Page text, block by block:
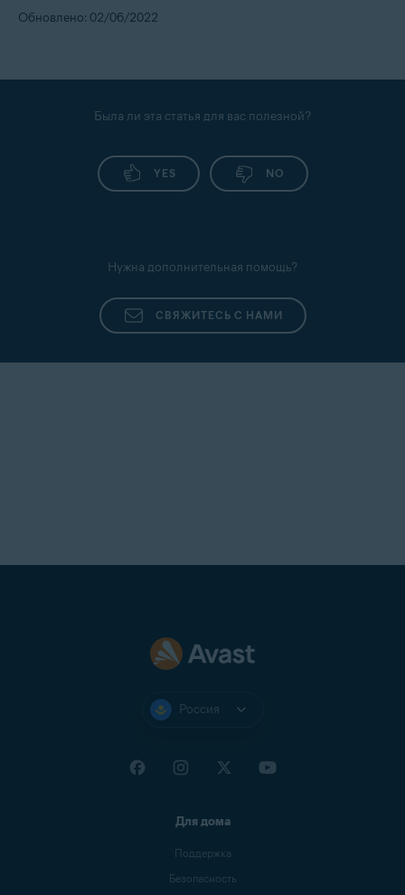
Обновлено: 02/06/2022
Была ли эта статья для вас полезной?
YES NO
Нужна дополнительная помощь?
СВЯЖИТЕСЬ С НАМИ
Россия
Для дома
Поддержка
Безопасность